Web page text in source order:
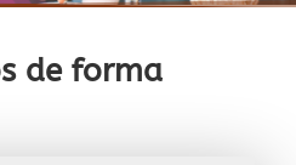
de forma